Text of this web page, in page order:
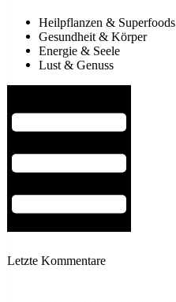
Heilpflanzen & Superfoods
Gesundheit & Körper
Energie & Seele
Lust & Genuss
Letzte Kommentare